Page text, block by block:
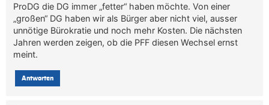
ProDG die DG immer „fetter“ haben möchte. Von einer
„großen“ DG haben wir als Bürger aber nicht viel, ausser
unnötige Bürokratie und noch mehr Kosten. Die nächsten
Jahren werden zeigen, ob die PFF diesen Wechsel ernst
meint.
Antworten